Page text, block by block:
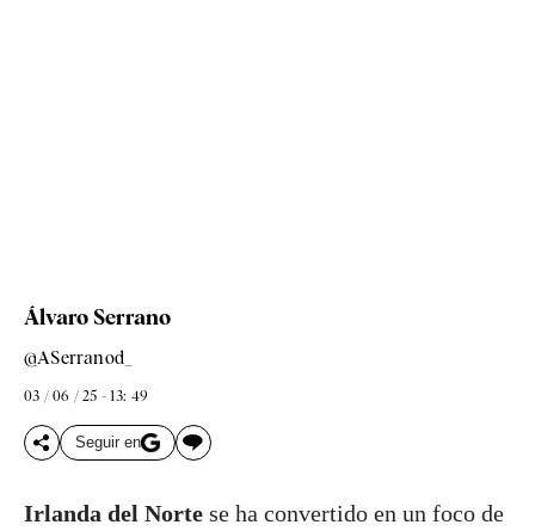
Álvaro Serrano
@ASerranod_
03 / 06 / 25 - 13: 49
Seguir en
Irlanda del Norte se ha convertido en un foco de